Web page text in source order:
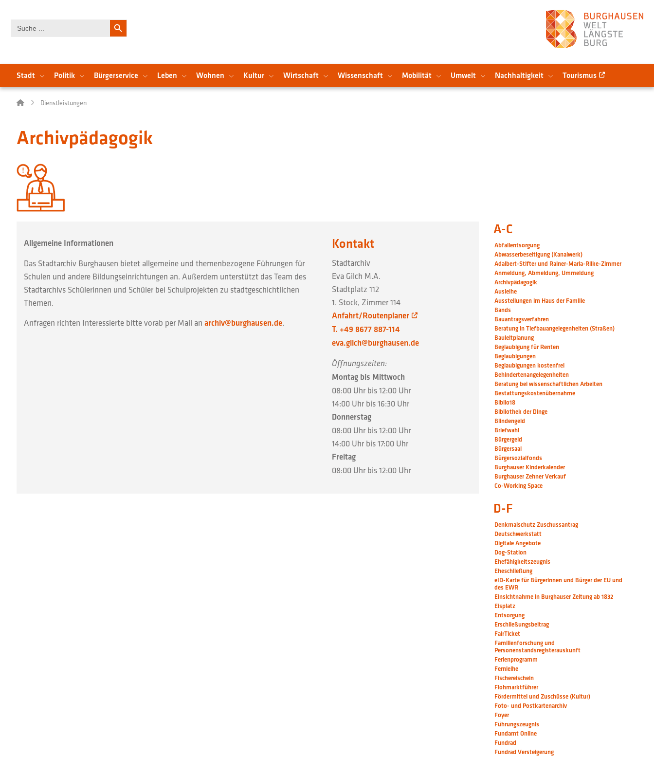
for:
Search Button
Stadt Politik Bürgerservice Leben Wohnen Kultur Wirtschaft Wissenschaft Mobilität Umwelt Nachhaltigkeit Tourismus
Dienstleistungen
Archivpädagogik
Allgemeine Informationen
Das Stadtarchiv Burghausen bietet allgemeine und themenbezogene Führungen für
Schulen und andere Bildungseinrichtungen an. Außerdem unterstützt das Team des
Stadtarchivs Schülerinnen und Schüler bei Schulprojekten zu stadtgeschichtlichen
Themen.
Anfragen richten Interessierte bitte vorab per Mail an archiv@burghausen.de.
Kontakt
Stadtarchiv
Eva Gilch M.A.
Stadtplatz 112
1. Stock, Zimmer 114
Anfahrt/Routenplaner
T. +49 8677 887-114
eva.gilch@burghausen.de
Öffnungszeiten:
Montag bis Mittwoch
08:00 Uhr bis 12:00 Uhr
14:00 Uhr bis 16:30 Uhr
Donnerstag
08:00 Uhr bis 12:00 Uhr
14:00 Uhr bis 17:00 Uhr
Freitag
08:00 Uhr bis 12:00 Uhr
A-C
Abfallentsorgung
Abwasserbeseitigung (Kanalwerk)
Adalbert-Stifter und Rainer-Maria-Rilke-Zimmer
Anmeldung, Abmeldung, Ummeldung
Archivpädagogik
Ausleihe
Ausstellungen im Haus der Familie
Bands
Bauantragsverfahren
Beratung in Tiefbauangelegenheiten (Straßen)
Bauleitplanung
Beglaubigung für Renten
Beglaubigungen
Beglaubigungen kostenfrei
Behindertenangelegenheiten
Beratung bei wissenschaftlichen Arbeiten
Bestattungskostenübernahme
Biblio18
Bibliothek der Dinge
Blindengeld
Briefwahl
Bürgergeld
Bürgersaal
Bürgersozialfonds
Burghauser Kinderkalender
Burghauser Zehner Verkauf
Co-Working Space
D-F
Denkmalschutz Zuschussantrag
Deutschwerkstatt
Digitale Angebote
Dog-Station
Ehefähigkeitszeugnis
Eheschließung
eID-Karte für Bürgerinnen und Bürger der EU und
des EWR
Einsichtnahme in Burghauser Zeitung ab 1832
Eisplatz
Entsorgung
Erschließungsbeitrag
FairTicket
Familienforschung und
Personenstandsregisterauskunft
Ferienprogramm
Fernleihe
Fischereischein
Flohmarktführer
Fördermittel und Zuschüsse (Kultur)
Foto- und Postkartenarchiv
Foyer
Führungszeugnis
Fundamt Online
Fundrad
Fundrad Versteigerung